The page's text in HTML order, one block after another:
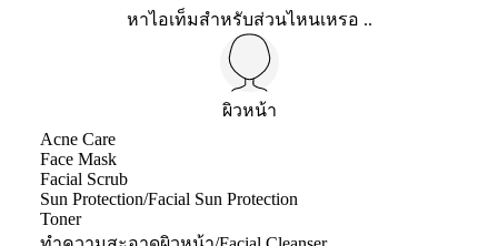
หาไอเท็มสำหรับส่วนไหนเหรอ ..
ผิวหน้า
Acne Care
Face Mask
Facial Scrub
Sun Protection/Facial Sun Protection
Toner